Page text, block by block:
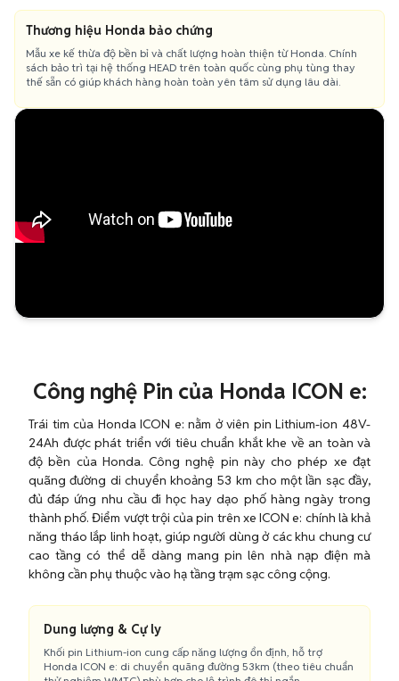
Thương hiệu Honda bảo chứng
Mẫu xe kế thừa độ bền bỉ và chất lượng hoàn thiện từ Honda. Chính
sách bảo trì tại hệ thống HEAD trên toàn quốc cùng phụ tùng thay
thế sẵn có giúp khách hàng hoàn toàn yên tâm sử dụng lâu dài.
Công nghệ Pin của Honda ICON e:
Trái tim của Honda ICON e: nằm ở viên pin Lithium-ion 48V-
24Ah được phát triển với tiêu chuẩn khắt khe về an toàn và
độ bền của Honda. Công nghệ pin này cho phép xe đạt
quãng đường di chuyển khoảng 53 km cho một lần sạc đầy,
đủ đáp ứng nhu cầu đi học hay dạo phố hàng ngày trong
thành phố. Điểm vượt trội của pin trên xe ICON e: chính là khả
năng tháo lắp linh hoạt, giúp người dùng ở các khu chung cư
cao tầng có thể dễ dàng mang pin lên nhà nạp điện mà
không cần phụ thuộc vào hạ tầng trạm sạc công cộng.
Dung lượng & Cự ly
Khối pin Lithium-ion cung cấp năng lượng ổn định, hỗ trợ
Honda ICON e: di chuyển quãng đường 53km (theo tiêu chuẩn